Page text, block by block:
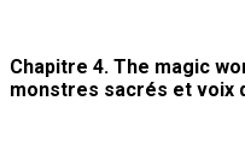
Chapitre 4. The magic
monstres sacrés et voix